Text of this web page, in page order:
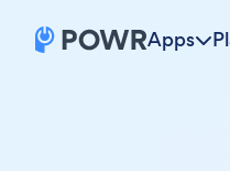
Apps